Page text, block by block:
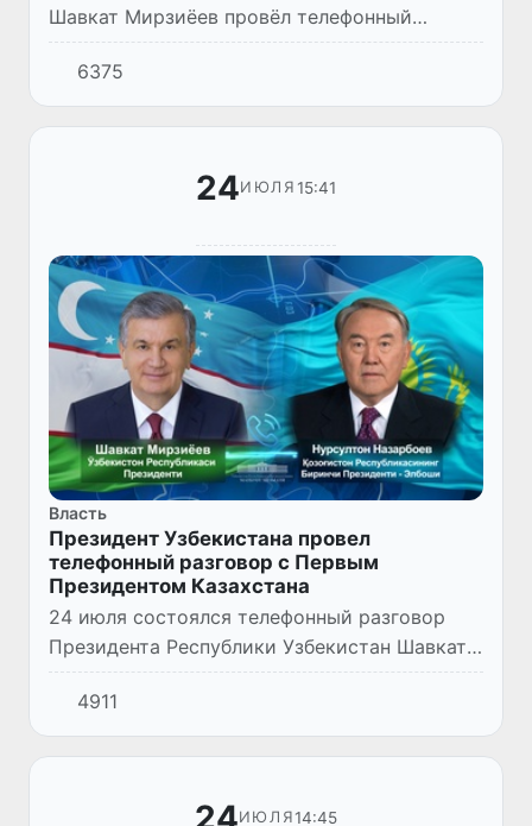
Шавкат Мирзиёев провёл телефонный
разговор с Президентом Турецкой
Республики Реджепом Тайипом Эрдоганом.
6375
24ИЮЛЯ 15:41
Власть
Президент Узбекистана провел
телефонный разговор с Первым
Президентом Казахстана
24 июля состоялся телефонный разговор
Президента Республики Узбекистан Шавката
Мирзиёева с Первым Президентом
Республики Казахстан – Елбасы Нурсултаном
Назарбаевым.
4911
24ИЮЛЯ14:45